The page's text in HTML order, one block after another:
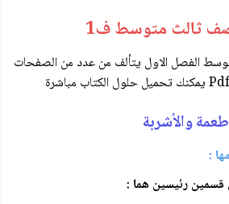
ثالث متوسط ف1
الفصل الاول يتألف من عدد من الصفحات
والأشربة
:
قسمين رئيسين هما :